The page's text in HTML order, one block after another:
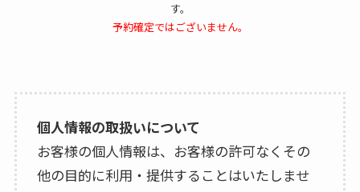
す。
予約確定ではございません。
個人情報の取扱いについて
お客様の個人情報は、お客様の許可なくその
他の目的に利用・提供することはいたしませ